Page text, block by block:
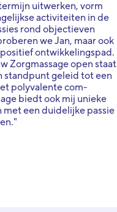
uitwerken, vorm
activiteiten in de
rond objectieven
we Jan, maar ook
ontwikkelingspad.
Zorgmassage open staat
standpunt geleid tot een
polyvalente com-
biedt ook mij unieke
met een duidelijke passie